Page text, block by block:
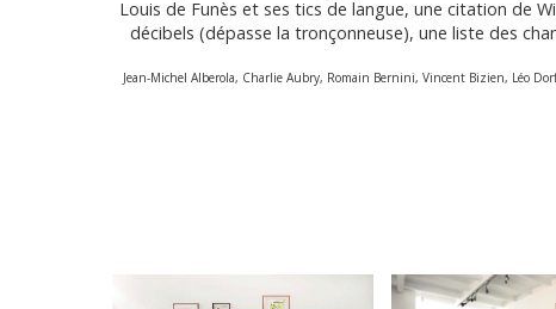
Louis de Funès et ses tics de langue, une citation de
décibels (dépasse la tronçonneuse), une liste des
Jean-Michel Alberola, Charlie Aubry, Romain Bernini, Vincent Bizien, Léo